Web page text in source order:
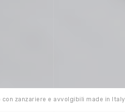
con zanzariere e avvolgibili made in Italy